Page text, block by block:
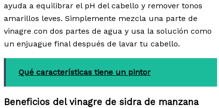
ayuda a equilibrar el pH del cabello y remover tonos
amarillos leves. Simplemente mezcla una parte de
vinagre con dos partes de agua y usa la solución como
un enjuague final después de lavar tu cabello.
Qué características tiene un pintor
Beneficios del vinagre de sidra de manzana